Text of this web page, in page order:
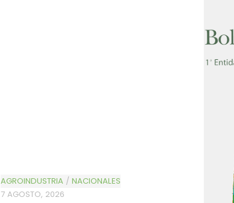
AGROINDUSTRIA / NACIONALES
7 AGOSTO, 2026